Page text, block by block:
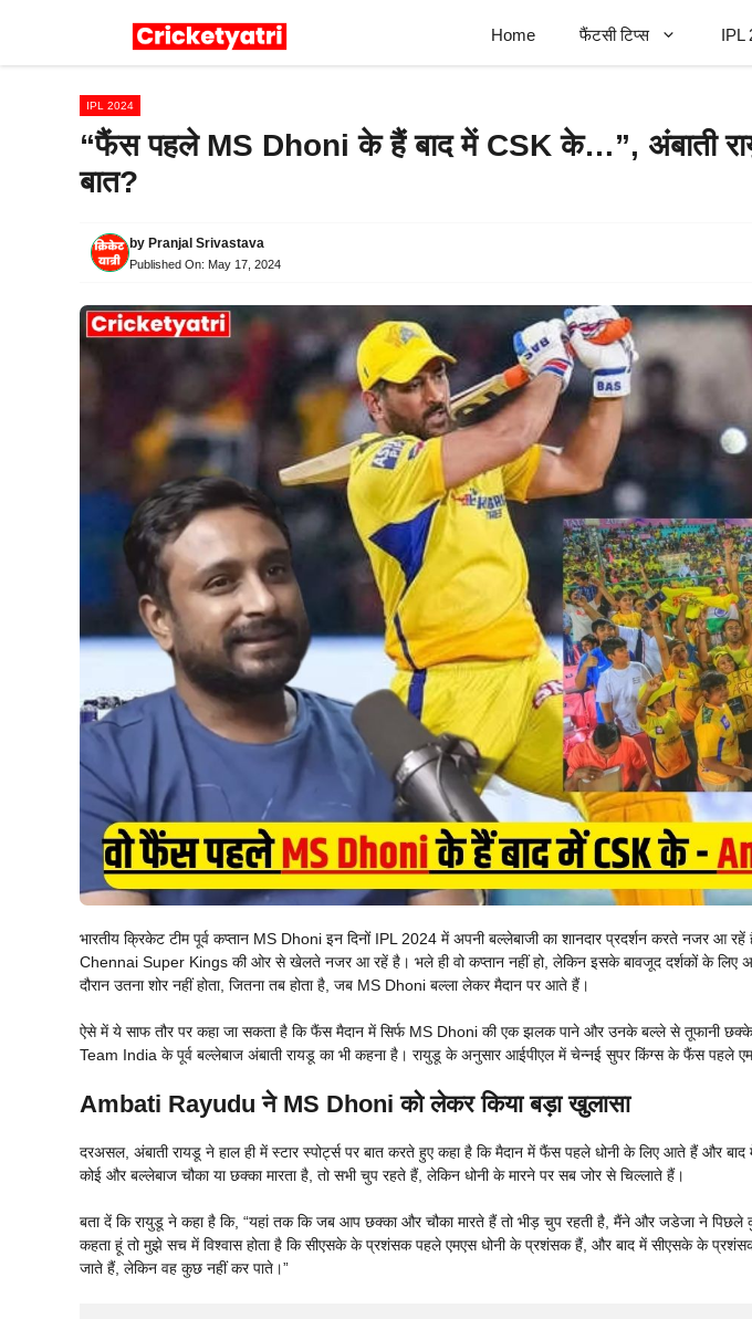
Home फैंटसी टिप्स IPL
IPL 2024
“फैंस पहले MS Dhoni के हैं बाद में CSK के…”, अंबाती
बात?
by Pranjal Srivastava
Published On: May 17, 2024
भारतीय क्रिकेट टीम पूर्व कप्तान MS Dhoni इन दिनों IPL 2024 में अपनी बल्लेबाजी का शानदार प्रदर्शन करते नजर आ
Chennai Super Kings की ओर से खेलते नजर आ रहें है। भले ही वो कप्तान नहीं हो, लेकिन इसके बावजूद दर्शकों के लिए
दौरान उतना शोर नहीं होता, जितना तब होता है, जब MS Dhoni बल्ला लेकर मैदान पर आते हैं।
ऐसे में ये साफ तौर पर कहा जा सकता है कि फैंस मैदान में सिर्फ MS Dhoni की एक झलक पाने और उनके बल्ले से तूफानी
Team India के पूर्व बल्लेबाज अंबाती रायडू का भी कहना है। रायुडू के अनुसार आईपीएल में चेन्नई सुपर किंग्स के फैंस पहले
Ambati Rayudu ने MS Dhoni को लेकर किया बड़ा खुलासा
दरअसल, अंबाती रायडू ने हाल ही में स्टार स्पोर्ट्स पर बात करते हुए कहा है कि मैदान में फैंस पहले धोनी के लिए आते हैं और
कोई और बल्लेबाज चौका या छक्का मारता है, तो सभी चुप रहते हैं, लेकिन धोनी के मारने पर सब जोर से चिल्लाते हैं।
बता दें कि रायुडू ने कहा है कि, “यहां तक कि जब आप छक्का और चौका मारते हैं तो भीड़ चुप रहती है, मैंने और जडेजा ने पिछले
कहता हूं तो मुझे सच में विश्वास होता है कि सीएसके के प्रशंसक पहले एमएस धोनी के प्रशंसक हैं, और बाद में सीएसके के
जाते हैं, लेकिन वह कुछ नहीं कर पाते।”